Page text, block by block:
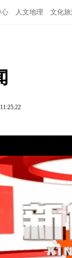
心 人文地理 文化